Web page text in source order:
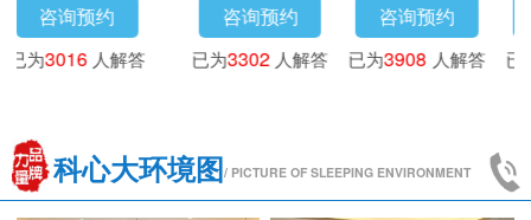
询预约
3718人解答
咨询预约
已为 4173人解答
咨询预约
已为3016人解答 已为
科心大环境图/ PICTURE OF SLEEPING ENVIRONMENT